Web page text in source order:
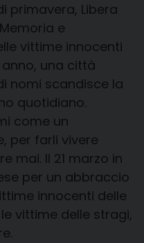
primavera, Libera
e
vittime innocenti
anno, una città
nomi scandisce la
quotidiano.
come un
per farli vivere
mai. Il 21 marzo in
per un abbraccio
innocenti delle
vittime delle stragi,